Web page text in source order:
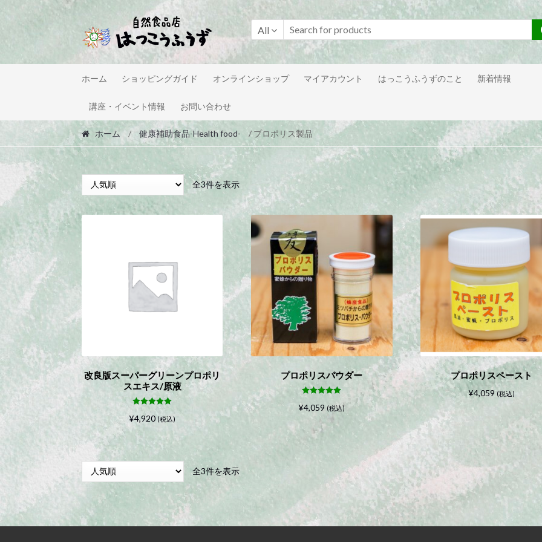
navigation
content
All
ホーム ショッピングガイド オンラインショップ マイアカウント はっこうふうずのこと 新着情報
講座・イベント情報 お問い合わせ
ホーム / 健康補助食品-Health food- / プロポリス製品
全3件を表示人
気
順
改良版スーパーグリーンプロポリ
スエキス/原液
5段階中
の評価
¥4,920 (税込)
プロポリスパウダー
の評価
¥4,059 (税込)
プロポリスペースト
¥4,059 (税込)
全3件を表示人
気